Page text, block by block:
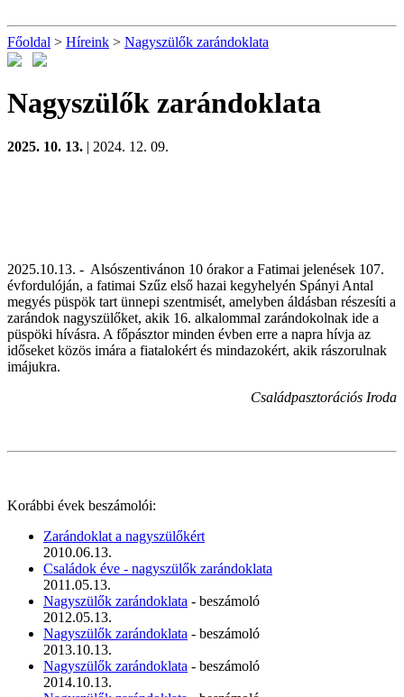
Főoldal > Híreink > Nagyszülők zarándoklata
Nagyszülők zarándoklata
2025. 10. 13. | 2024. 12. 09.
2025.10.13. - Alsószentivánon 10 órakor a Fatimai jelenések 107.
évfordulóján, a fatimai Szűz első hazai kegyhelyén Spányi Antal
megyés püspök tart ünnepi szentmisét, amelyben áldásban részesíti a
zarándok nagyszülőket, akik 16. alkalommal zarándokolnak ide a
püspöki hívásra. A főpásztor minden évben erre a napra hívja az
időseket közös imára a fiatalokért és mindazokért, akik rászorulnak
imájukra.
Családpasztorációs Iroda
Korábbi évek beszámolói:
Zarándoklat a nagyszülőkért
2010.06.13.
Családok éve - nagyszülők zarándoklata
2011.05.13.
Nagyszülők zarándoklata - beszámoló
2012.05.13.
Nagyszülők zarándoklata - beszámoló
2013.10.13.
Nagyszülők zarándoklata - beszámoló
2014.10.13.